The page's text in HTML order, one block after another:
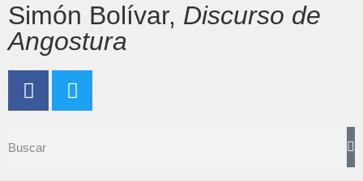
Simón Bolívar, Discurso de
Angostura